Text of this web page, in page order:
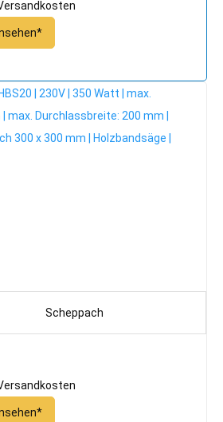
| 230V | 350 Watt | max.
max. Durchlassbreite: 200 mm |
300 x 300 mm | Holzbandsäge |
Scheppach